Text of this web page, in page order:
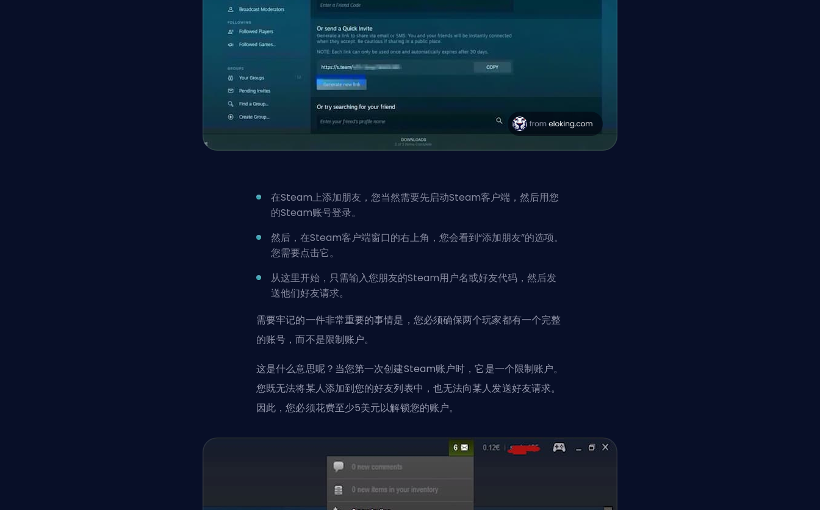
在Steam上添加朋友，您当然需要先启动Steam客户端，然后用您
的Steam账号登录。
然后，在Steam客户端窗口的右上角，您会看到“添加朋友”的选项。
您需要点击它。
从这里开始，只需输入您朋友的Steam用户名或好友代码，然后发
送他们好友请求。
需要牢记的一件非常重要的事情是，您必须确保两个玩家都有一个完整
的账号，而不是限制账户。
这是什么意思呢？当您第一次创建Steam账户时，它是一个限制账户。
您既无法将某人添加到您的好友列表中，也无法向某人发送好友请求。
因此，您必须花费至少5美元以解锁您的账户。